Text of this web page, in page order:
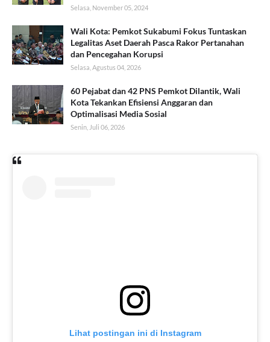
Selasa, November 05, 2024
Wali Kota: Pemkot Sukabumi Fokus Tuntaskan
Legalitas Aset Daerah Pasca Rakor Pertanahan
dan Pencegahan Korupsi
Selasa, Agustus 04, 2026
60 Pejabat dan 42 PNS Pemkot Dilantik, Wali
Kota Tekankan Efisiensi Anggaran dan
Optimalisasi Media Sosial
Senin, Juli 06, 2026
Lihat postingan ini di Instagram